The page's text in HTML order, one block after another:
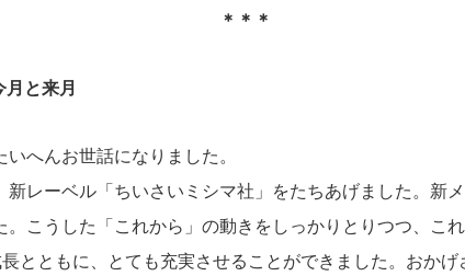
＊＊＊
と来月
いへんお世話になりました。
新レーベル「ちいさいミシマ社」をたちあげました。新
。こうした「これから」の動きをしっかりとりつつ、こ
とともに、とても充実させることができました。おか